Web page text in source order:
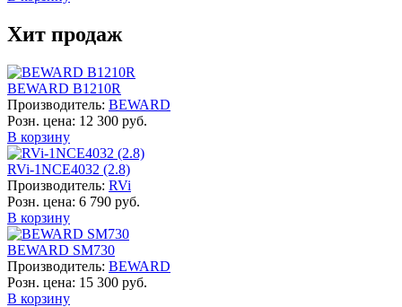
Хит продаж
BEWARD B1210R
Производитель: BEWARD
Розн. цена: 12 300 руб.
В корзину
RVi-1NCE4032 (2.8)
Производитель: RVi
Розн. цена: 6 790 руб.
В корзину
BEWARD SM730
Производитель: BEWARD
Розн. цена: 15 300 руб.
В корзину